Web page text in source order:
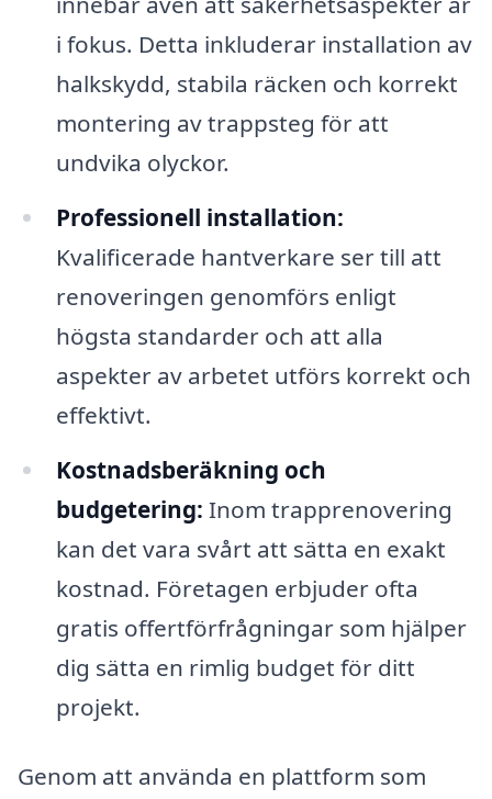
i fokus. Detta inkluderar installation av
halkskydd, stabila räcken och korrekt
montering av trappsteg för att
undvika olyckor.
Professionell installation:
Kvalificerade hantverkare ser till att
renoveringen genomförs enligt
högsta standarder och att alla
aspekter av arbetet utförs korrekt och
effektivt.
Kostnadsberäkning och
budgetering: Inom trapprenovering
kan det vara svårt att sätta en exakt
kostnad. Företagen erbjuder ofta
gratis offertförfrågningar som hjälper
dig sätta en rimlig budget för ditt
projekt.
Genom att använda en plattform som